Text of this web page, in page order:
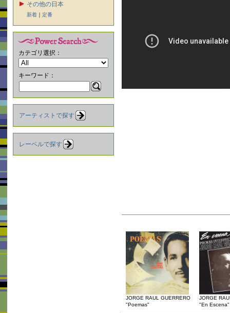
その他の日本
新着 ｜ 定番
カテゴリ選択：
キーワード：
アーティストで探す
レーベルで探す
JORGE RAUL GUERRERO
"Poemas"
JORGE
"En Escena"